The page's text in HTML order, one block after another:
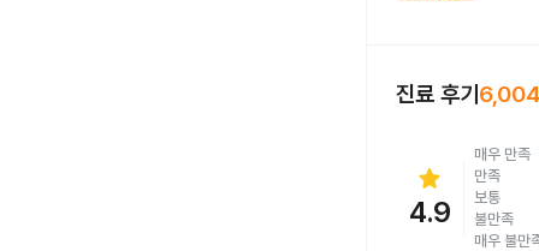
진료 후기
star
4.9
매우 만족
만족
보통
불만족
매우 불만